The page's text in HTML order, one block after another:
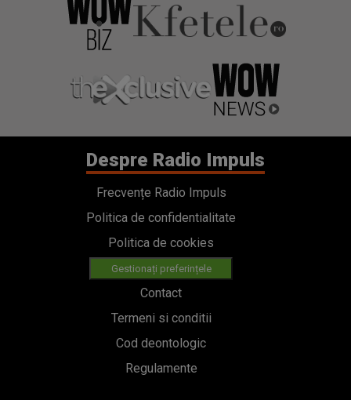
Despre Radio Impuls
Frecvențe Radio Impuls
Politica de confidentialitate
Politica de cookies
Gestionați preferințele
Contact
Termeni si conditii
Cod deontologic
Regulamente